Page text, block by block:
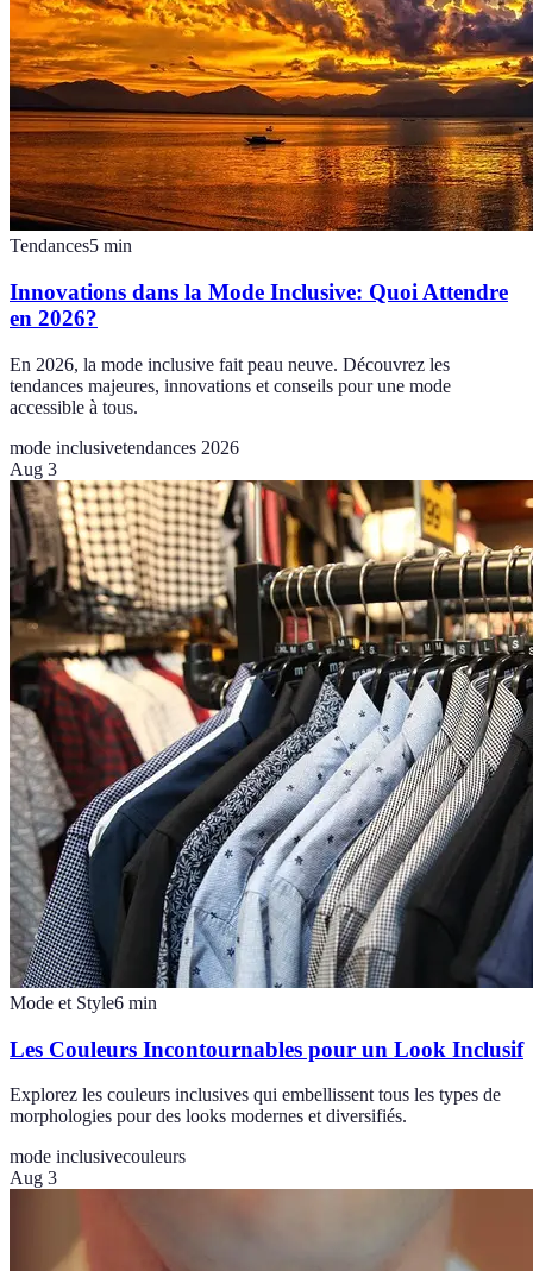
Tendances5 min
Innovations dans la Mode Inclusive: Quoi Attendre
en 2026?
En 2026, la mode inclusive fait peau neuve. Découvrez les
tendances majeures, innovations et conseils pour une mode
accessible à tous.
mode inclusivetendances 2026
Aug 3
Mode et Style6 min
Les Couleurs Incontournables pour un Look Inclusif
Explorez les couleurs inclusives qui embellissent tous les types de
morphologies pour des looks modernes et diversifiés.
mode inclusivecouleurs
Aug 3